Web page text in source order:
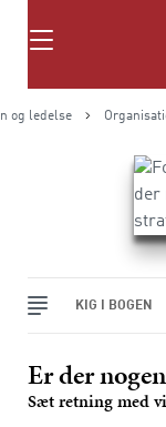
Søg
og ledelse
KIG I BOGEN
Er der
Sæt retning med